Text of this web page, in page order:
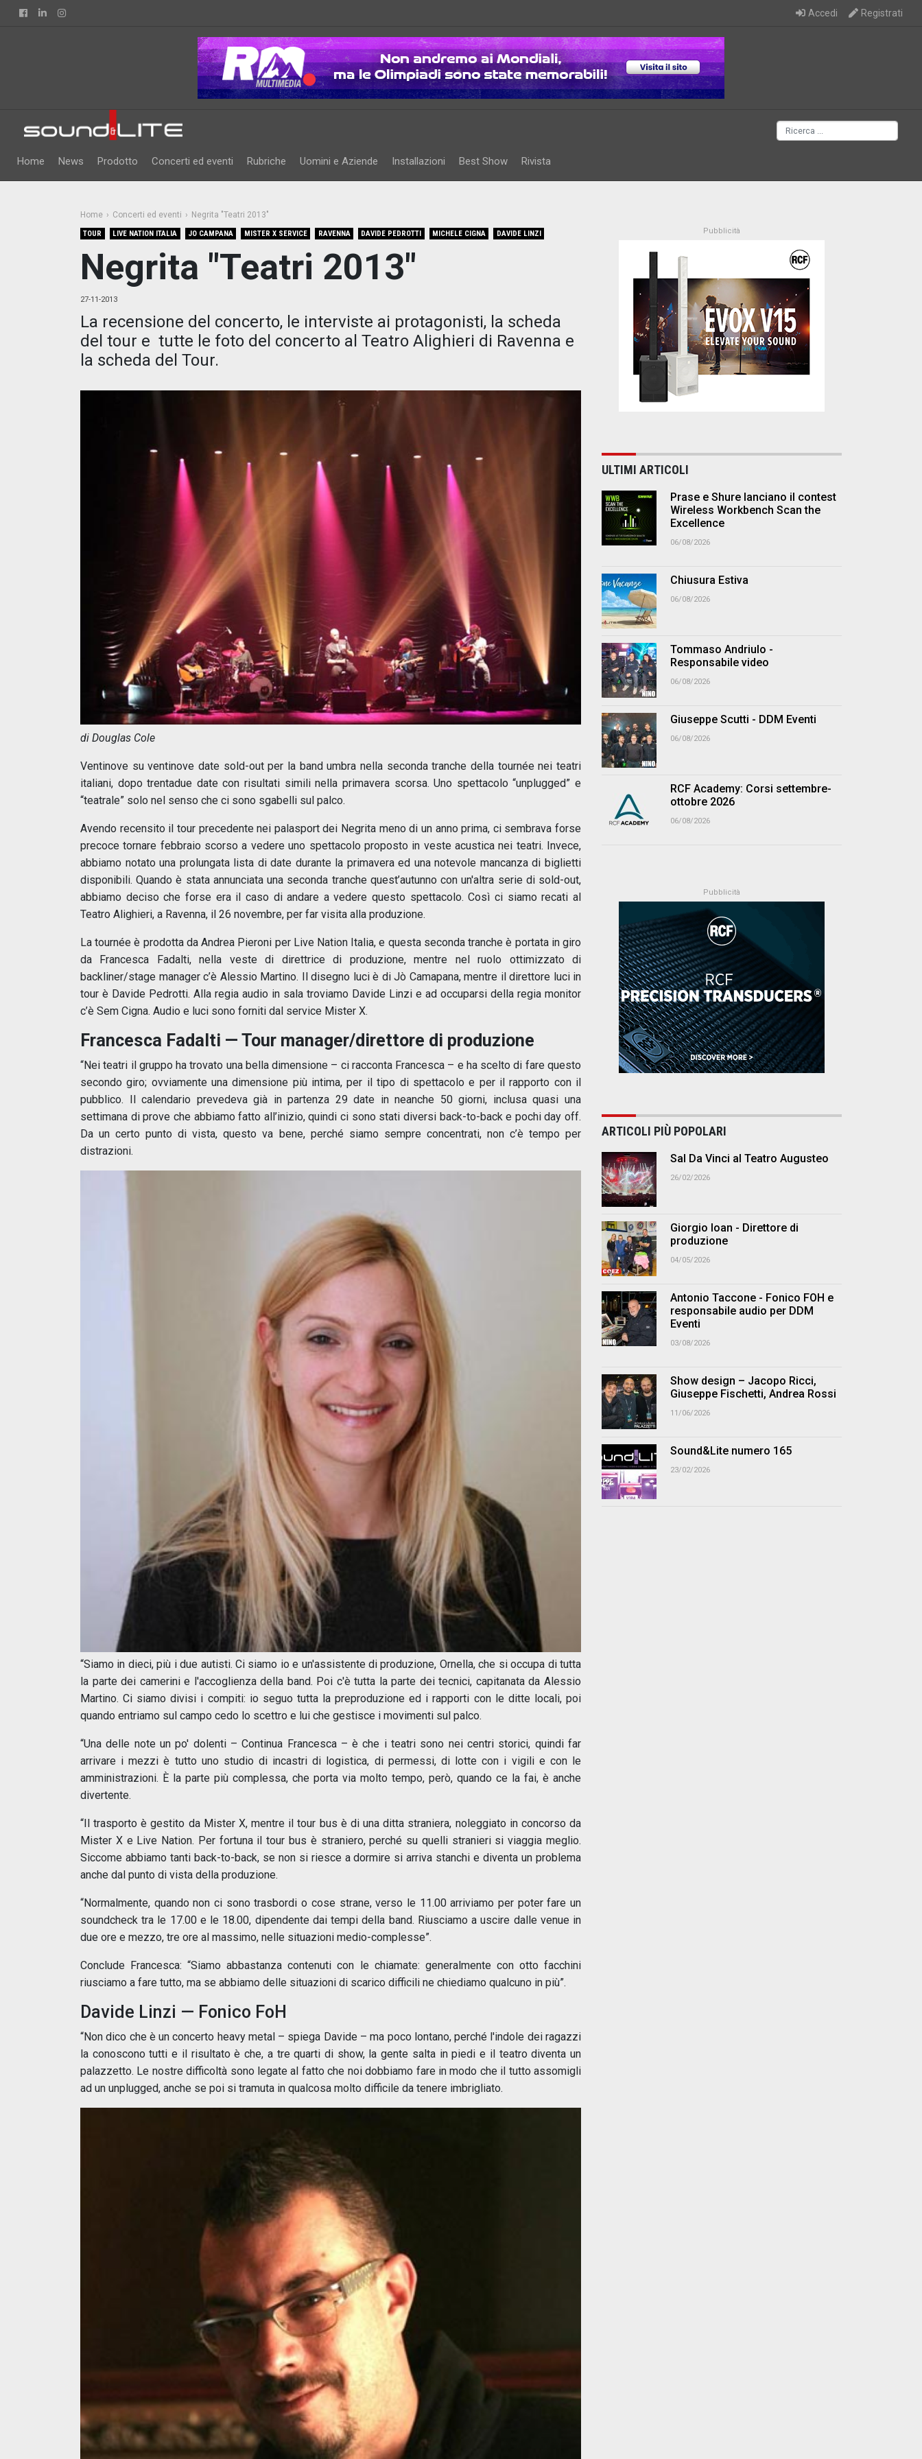
FacebookLinkedin Accedi Registrati
Home News Prodotto Concerti ed eventi Rubriche Uomini e Aziende Installazioni Best Show Rivista
Home Concerti ed eventi Negrita "Teatri 2013"
TOUR LIVE NATION ITALIA JO CAMPANA MISTER X SERVICE RAVENNA DAVIDE PEDROTTI MICHELE CIGNA DAVIDE LINZI
Negrita "Teatri 2013"
27-11-2013
La recensione del concerto, le interviste ai protagonisti, la scheda
del tour e tutte le foto del concerto al Teatro Alighieri di Ravenna e
la scheda del Tour.
di Douglas Cole
Ventinove su ventinove date sold-out per la band umbra nella seconda tranche della tournée nei teatri
italiani, dopo trentadue date con risultati simili nella primavera scorsa. Uno spettacolo “unplugged” e
“teatrale” solo nel senso che ci sono sgabelli sul palco.
Avendo recensito il tour precedente nei palasport dei Negrita meno di un anno prima, ci sembrava forse
precoce tornare febbraio scorso a vedere uno spettacolo proposto in veste acustica nei teatri. Invece,
abbiamo notato una prolungata lista di date durante la primavera ed una notevole mancanza di biglietti
disponibili. Quando è stata annunciata una seconda tranche quest’autunno con un'altra serie di sold-out,
abbiamo deciso che forse era il caso di andare a vedere questo spettacolo. Così ci siamo recati al
Teatro Alighieri, a Ravenna, il 26 novembre, per far visita alla produzione.
La tournée è prodotta da Andrea Pieroni per Live Nation Italia, e questa seconda tranche è portata in giro
da Francesca Fadalti, nella veste di direttrice di produzione, mentre nel ruolo ottimizzato di
backliner/stage manager c’è Alessio Martino. Il disegno luci è di Jò Camapana, mentre il direttore luci in
tour è Davide Pedrotti. Alla regia audio in sala troviamo Davide Linzi e ad occuparsi della regia monitor
c’è Sem Cigna. Audio e luci sono forniti dal service Mister X.
Francesca Fadalti — Tour manager/direttore di produzione
“Nei teatri il gruppo ha trovato una bella dimensione – ci racconta Francesca – e ha scelto di fare questo
secondo giro; ovviamente una dimensione più intima, per il tipo di spettacolo e per il rapporto con il
pubblico. Il calendario prevedeva già in partenza 29 date in neanche 50 giorni, inclusa quasi una
settimana di prove che abbiamo fatto all’inizio, quindi ci sono stati diversi back-to-back e pochi day off.
Da un certo punto di vista, questo va bene, perché siamo sempre concentrati, non c’è tempo per
distrazioni.
“Siamo in dieci, più i due autisti. Ci siamo io e un'assistente di produzione, Ornella, che si occupa di tutta
la parte dei camerini e l'accoglienza della band. Poi c'è tutta la parte dei tecnici, capitanata da Alessio
Martino. Ci siamo divisi i compiti: io seguo tutta la preproduzione ed i rapporti con le ditte locali, poi
quando entriamo sul campo cedo lo scettro e lui che gestisce i movimenti sul palco.
“Una delle note un po' dolenti – Continua Francesca – è che i teatri sono nei centri storici, quindi far
arrivare i mezzi è tutto uno studio di incastri di logistica, di permessi, di lotte con i vigili e con le
amministrazioni. È la parte più complessa, che porta via molto tempo, però, quando ce la fai, è anche
divertente.
“Il trasporto è gestito da Mister X, mentre il tour bus è di una ditta straniera, noleggiato in concorso da
Mister X e Live Nation. Per fortuna il tour bus è straniero, perché su quelli stranieri si viaggia meglio.
Siccome abbiamo tanti back-to-back, se non si riesce a dormire si arriva stanchi e diventa un problema
anche dal punto di vista della produzione.
“Normalmente, quando non ci sono trasbordi o cose strane, verso le 11.00 arriviamo per poter fare un
soundcheck tra le 17.00 e le 18.00, dipendente dai tempi della band. Riusciamo a uscire dalle venue in
due ore e mezzo, tre ore al massimo, nelle situazioni medio-complesse”.
Conclude Francesca: “Siamo abbastanza contenuti con le chiamate: generalmente con otto facchini
riusciamo a fare tutto, ma se abbiamo delle situazioni di scarico difficili ne chiediamo qualcuno in più”.
Davide Linzi — Fonico FoH
“Non dico che è un concerto heavy metal – spiega Davide – ma poco lontano, perché l'indole dei ragazzi
la conoscono tutti e il risultato è che, a tre quarti di show, la gente salta in piedi e il teatro diventa un
palazzetto. Le nostre difficoltà sono legate al fatto che noi dobbiamo fare in modo che il tutto assomigli
ad un unplugged, anche se poi si tramuta in qualcosa molto difficile da tenere imbrigliato.
ULTIMI ARTICOLI
Prase e Shure lanciano il contest
Wireless Workbench Scan the
Excellence
06/08/2026
Chiusura Estiva
06/08/2026
Tommaso Andriulo -
Responsabile video
06/08/2026
Giuseppe Scutti - DDM Eventi
06/08/2026
RCF Academy: Corsi settembre-
ottobre 2026
06/08/2026
ARTICOLI PIÙ POPOLARI
Sal Da Vinci al Teatro Augusteo
26/02/2026
Giorgio Ioan - Direttore di
produzione
04/05/2026
Antonio Taccone - Fonico FOH e
responsabile audio per DDM
Eventi
03/08/2026
Show design – Jacopo Ricci,
Giuseppe Fischetti, Andrea Rossi
11/06/2026
Sound&Lite numero 165
23/02/2026